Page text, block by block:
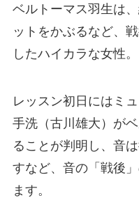
ベルトーマス羽生は
ットをかぶるなど、
したハイカラな女性。
レッスン初日にはミ
手洗（古川雄大）が
ることが判明し、音
すなど、音の「戦後
ます。